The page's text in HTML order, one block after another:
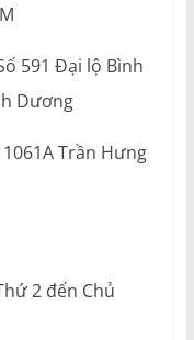
591 Đại lộ Bình
Dương
1061A Trần Hưng
2 đến Chủ